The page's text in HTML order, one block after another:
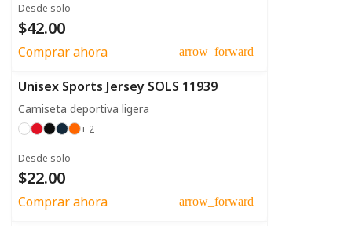
Desde solo
$42.00
Comprar ahora arrow_forward
Unisex Sports Jersey SOLS 11939
Camiseta deportiva ligera
+ 2
Desde solo
$22.00
Comprar ahora arrow_forward